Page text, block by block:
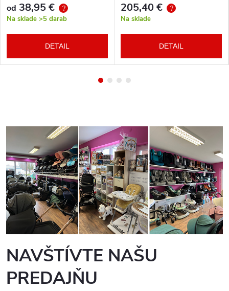
od 38,95 € ?
Na sklade >5 darab
DETAIL
205,40 € ?
Na sklade
DETAIL
NAVŠTÍVTE NAŠU
PREDAJŇU